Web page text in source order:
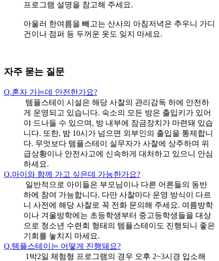
프로그램 설명을 참고해 주세요.
아울러 한여름을 빼고는 산사의 아침저녁은 추우니 가디
건이나 점퍼 등 두꺼운 옷도 잊지 마세요.
자주 묻는 질문
Q.혼자 가는데 안전한가요?
템플스테이 시설은 해당 사찰의 관리감독 하에 안전하
게 운영되고 있습니다. 숙소의 모든 방은 출입키가 있어
야 드나들 수 있으며, 방 내부에 잠금장치가 마련돼 있습
니다. 또한, 밤 10시가 넘으면 외부인의 출입을 통제합니
다. 무엇보다 템플스테이 실무자가 사찰에 상주하며 위
급상황이나 안전사고에 신속하게 대처하고 있으니 안심
하세요.
Q.아이와 함께 가고 싶은데 가능한가요?
일반적으로 아이들은 부모님이나 다른 어른들의 동반
하에 참여 가능합니다. 다만 사찰마다 운영 방식이 다르
니 사전에 해당 사찰로 꼭 전화 문의해 주세요. 여름방학
이나 겨울방학에는 초등학생부터 중고등학생들을 대상
으로 청소년 수련회 형태의 템플스테이도 진행되니 좋은
기회를 놓치지 마세요.
Q.템플스테이는 어떻게 진행돼요?
1박2일 체험형 프로그램의 경우 오후 2~3시경 입소해